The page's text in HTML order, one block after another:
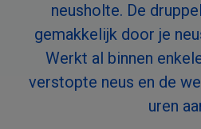
neusholte. De
gemakkelijk door je
Werkt al binnen
verstopte neus en de
uren